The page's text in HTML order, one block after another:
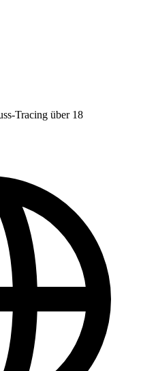
Tracing über 18